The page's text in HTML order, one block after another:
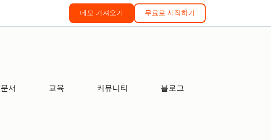
데모 가져오기 무료로 시작하기
문서 교육 커뮤니티 블로그